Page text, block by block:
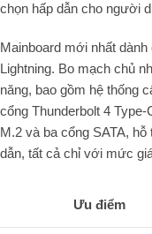
chọn hấp dẫn cho người
Mainboard mới nhất
Lightning. Bo mạch chủ
năng, bao gồm hệ thống
cổng Thunderbolt 4
M.2 và ba cổng SATA,
dẫn, tất cả chỉ với mức
Ưu điểm